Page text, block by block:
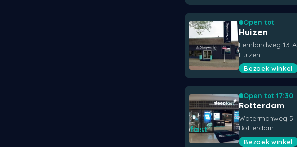
Open tot
Huizen
Eemlandweg 13-A
Huizen
Bezoek winkel
Open tot 17:30
Rotterdam
Watermanweg 5
Rotterdam
Bezoek winkel